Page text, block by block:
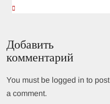
Добавить
комментарий
You must be logged in to post
a comment.